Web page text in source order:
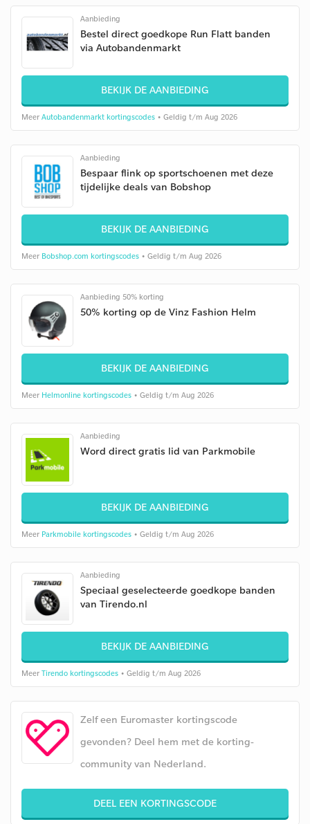
Aanbieding
Bestel direct goedkope Run Flatt banden
via Autobandenmarkt
BEKIJK DE AANBIEDING
Meer Autobandenmarkt kortingscodes • Geldig t/m Aug 2026
Aanbieding
Bespaar flink op sportschoenen met deze
tijdelijke deals van Bobshop
BEKIJK DE AANBIEDING
Meer Bobshop.com kortingscodes • Geldig t/m Aug 2026
Aanbieding 50% korting
50% korting op de Vinz Fashion Helm
BEKIJK DE AANBIEDING
Meer Helmonline kortingscodes • Geldig t/m Aug 2026
Aanbieding
Word direct gratis lid van Parkmobile
BEKIJK DE AANBIEDING
Meer Parkmobile kortingscodes • Geldig t/m Aug 2026
Aanbieding
Speciaal geselecteerde goedkope banden
van Tirendo.nl
BEKIJK DE AANBIEDING
Meer Tirendo kortingscodes • Geldig t/m Aug 2026
Zelf een Euromaster kortingscode
gevonden? Deel hem met de korting-
community van Nederland.
DEEL EEN KORTINGSCODE